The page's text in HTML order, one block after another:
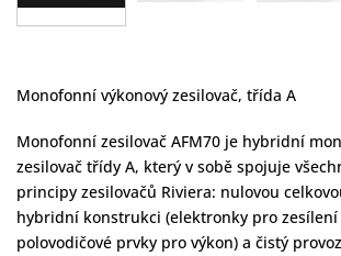
Monofonní výkonový zesilovač, třída A
Monofonní zesilovač AFM70 je hybridní
zesilovač třídy A, který v sobě spojuje
principy zesilovačů Riviera: nulovou
hybridní konstrukci (elektronky pro
polovodičové prvky pro výkon) a čistý